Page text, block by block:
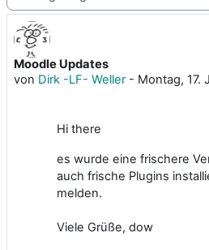
Moodle Updates
von Dirk -LF- Weller- Montag, 17.
Anzahl Antworten: 0
Hi there
es wurde eine frischere
auch frische Plugins
melden.
Viele Grüße, dow